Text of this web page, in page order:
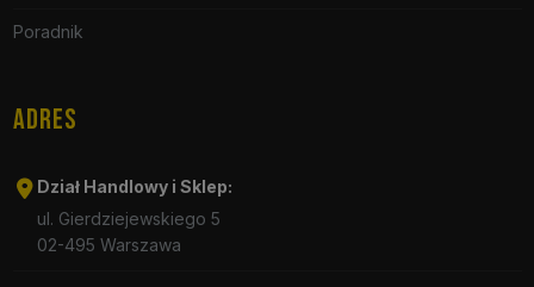
Poradnik
ADRES
Dział Handlowy i Sklep:
ul. Gierdziejewskiego 5
02-495 Warszawa